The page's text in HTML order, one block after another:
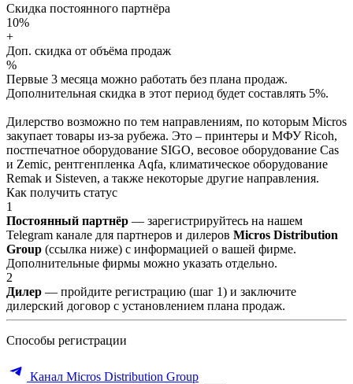
Скидка постоянного партнёра
10%
+
Доп. скидка от объёма продаж
%
Первые 3 месяца можно работать без плана продаж.
Дополнительная скидка в этот период будет составлять 5%.
Дилерство возможно по тем направлениям, по которым Micros
закупает товары из-за рубежа. Это – принтеры и МФУ Ricoh,
постпечатное оборудование SIGO, весовое оборудование Cas
и Zemic, рентгенпленка Aqfa, климатическое оборудование
Remak и Sisteven, а также некоторые другие направления.
Как получить статус
1
Постоянный партнёр — зарегистрируйтесь на нашем
Telegram канале для партнеров и дилеров Micros Distribution
Group (ссылка ниже) с информацией о вашей фирме.
Дополнительные фирмы можно указать отдельно.
2
Дилер — пройдите регистрацию (шаг 1) и заключите
дилерский договор с установлением плана продаж.
Способы регистрации
Канал Micros Distribution Group